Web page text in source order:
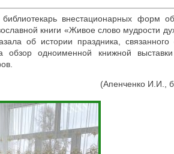
внестационарных форм
книги «Живое слово мудрости
об истории праздника,
одноименной книжной
(Апенченко И.И.,